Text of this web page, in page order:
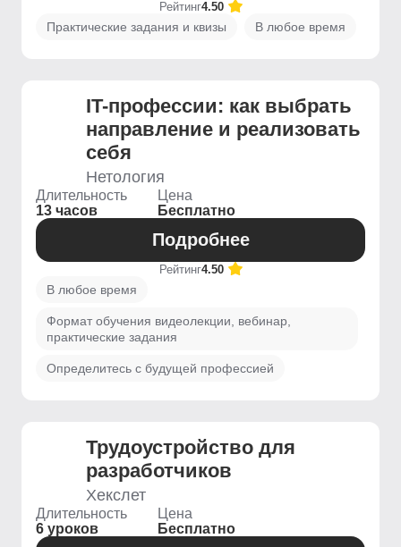
Рейтинг4.50
Практические задания и квизы В любое время
IT-профессии: как выбрать
направление и реализовать
себя
Нетология
Длительность
13 часов
Цена
Бесплатно
Подробнее
Рейтинг4.50
В любое время
Формат обучения видеолекции, вебинар,
практические задания
Определитесь с будущей профессией
Трудоустройство для
разработчиков
Хекслет
Длительность
6 уроков
Цена
Бесплатно